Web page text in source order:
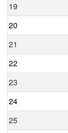
19
20
21
22
23
24
25